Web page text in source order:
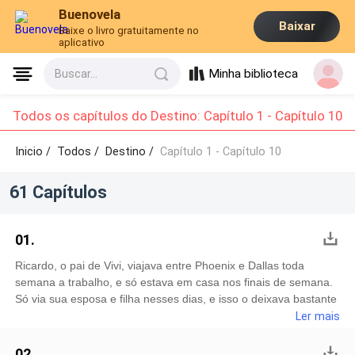
Buenovela
Baixe o livro gratuitamente no
aplicativo
Baixar
Buscar... Minha biblioteca
Todos os capítulos do Destino: Capítulo 1 - Capítulo 10
Inicio / Todos/Destino / Capítulo 1 - Capítulo 10
61 Capítulos
01.
Ricardo, o pai de Vivi, viajava entre Phoenix e Dallas toda
semana a trabalho, e só estava em casa nos finais de semana.
Só via sua esposa e filha nesses dias, e isso o deixava bastante
triste, pois as amava demais para só vê-las dois ou três dias na
levando-as consigo.Vivi tinha dez anos quando sua mãe a
Ler mais